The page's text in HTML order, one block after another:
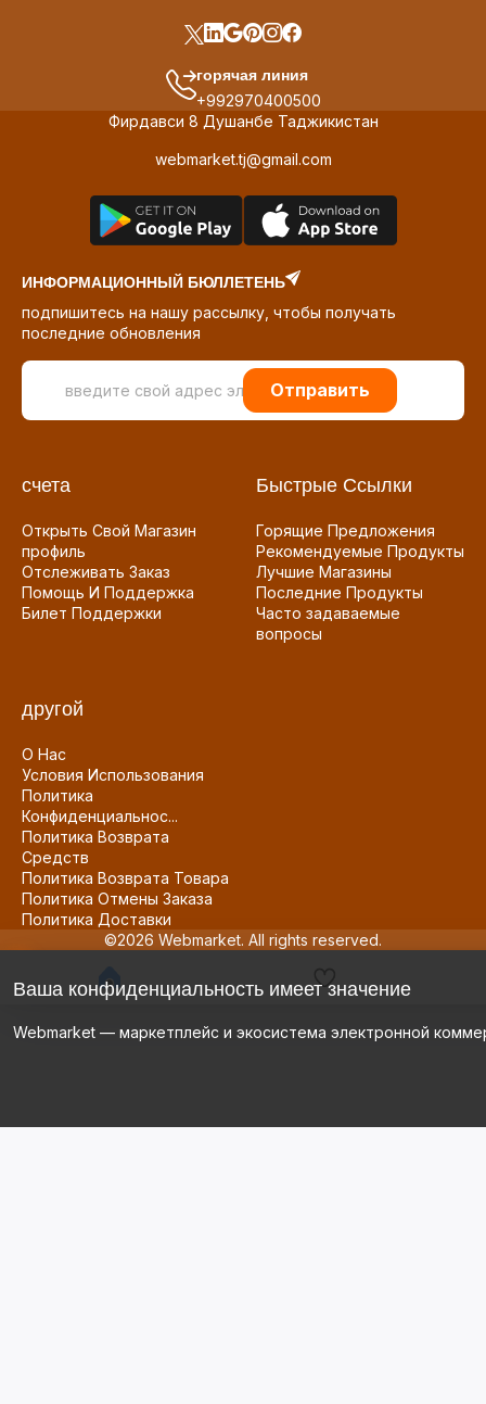
горячая линия
+992970400500
Фирдавси 8 Душанбе Таджикистан
webmarket.tj@gmail.com
ИНФОРМАЦИОННЫЙ БЮЛЛЕТЕНЬ
подпишитесь на нашу рассылку, чтобы получать
последние обновления
Отправить
счета
Открыть Свой Магазин
профиль
Отслеживать Заказ
Помощь И Поддержка
Билет Поддержки
Быстрые Ссылки
Горящие Предложения
Рекомендуемые Продукты
Лучшие Магазины
Последние Продукты
Часто задаваемые
вопросы
другой
О Нас
Условия Использования
Политика
Конфиденциальнос...
Политика Возврата
Средств
Политика Возврата Товара
Политика Отмены Заказа
Политика Доставки
©2026 Webmarket. All rights reserved.
Ваша конфиденциальность имеет значение
Webmarket — маркетплейс и экосистема электронной